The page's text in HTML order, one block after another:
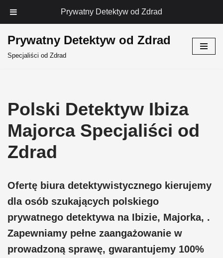
Prywatny Detektyw od Zdrad
Prywatny Detektyw od Zdrad
Specjaliści od Zdrad
Polski Detektyw Ibiza
Majorca Specjaliści od
Zdrad
Ofertę biura detektywistycznego kierujemy
dla osób szukających polskiego
prywatnego detektywa na Ibizie, Majorka, .
Zapewniamy pełne zaangażowanie w
prowadzoną sprawę, gwarantujemy 100%